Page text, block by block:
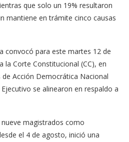
que solo un 19% resultaron
mantiene en trámite cinco causas
convocó para este martes 12 de
la Corte Constitucional (CC), en
Acción Democrática Nacional
se alinearon en respaldo a
magistrados como
el 4 de agosto, inició una